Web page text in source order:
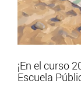
¡En el curso
Escuela